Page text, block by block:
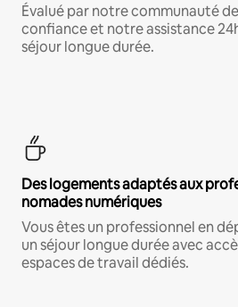
Évalué par notre communauté
confiance et notre assistance
séjour longue durée.
Des logements adaptés aux
nomades numériques
Vous êtes un professionnel en
un séjour longue durée avec
espaces de travail dédiés.